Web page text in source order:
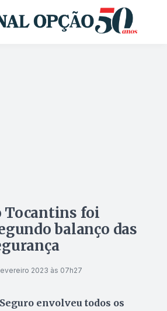
Tocantins foi
balanço das
2023 às 07h27
envolveu todos os